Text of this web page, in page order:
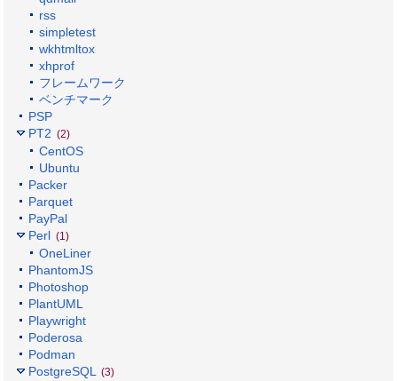
rss
simpletest
wkhtmltox
xhprof
フレームワーク
ベンチマーク
PSP
PT2 (2)
CentOS
Ubuntu
Packer
Parquet
PayPal
Perl (1)
OneLiner
PhantomJS
Photoshop
PlantUML
Playwright
Poderosa
Podman
PostgreSQL (3)